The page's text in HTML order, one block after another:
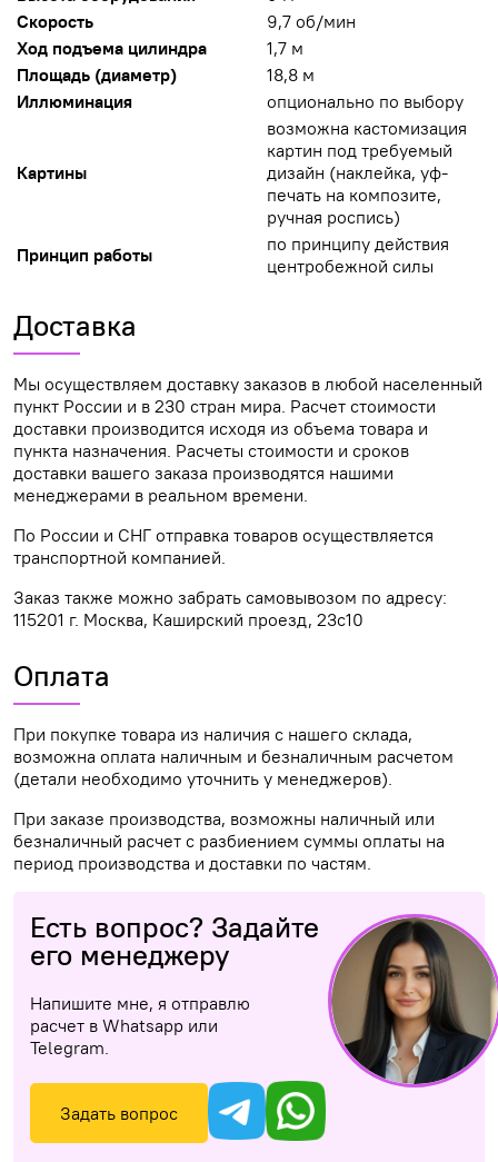
Скорость
9,7 об/мин
Ход подъема цилиндра
1,7 м
Площадь (диаметр)
18,8 м
Иллюминация
опционально по выбору
Картины
возможна кастомизация
картин под требуемый
дизайн (наклейка, уф-
печать на композите,
ручная роспись)
Принцип работы
по принципу действия
центробежной силы
Доставка
Мы осуществляем доставку заказов в любой населенный
пункт России и в 230 стран мира. Расчет стоимости
доставки производится исходя из объема товара и
пункта назначения. Расчеты стоимости и сроков
доставки вашего заказа производятся нашими
менеджерами в реальном времени.
По России и СНГ отправка товаров осуществляется
транспортной компанией.
Заказ также можно забрать самовывозом по адресу:
115201 г. Москва, Каширский проезд, 23с10
Оплата
При покупке товара из наличия с нашего склада,
возможна оплата наличным и безналичным расчетом
(детали необходимо уточнить у менеджеров).
При заказе производства, возможны наличный или
безналичный расчет с разбиением суммы оплаты на
период производства и доставки по частям.
Есть вопрос? Задайте
его менеджеру
Напишите мне, я отправлю
расчет в Whatsapp или
Telegram.
Задать вопрос